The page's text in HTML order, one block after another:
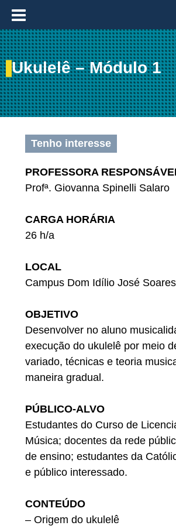
≡
Ukulelê – Módulo 1
Tenho interesse
PROFESSORA
Profª. Giovanna Spinelli Salaro
CARGA HORÁRIA
26 h/a
LOCAL
Campus Dom Idílio José Soares
OBJETIVO
Desenvolver no aluno
execução do ukulelê por meio
variado, técnicas e teoria
maneira gradual.
PÚBLICO-ALVO
Estudantes do Curso de
Música; docentes da rede
de ensino; estudantes da
e público interessado.
CONTEÚDO
– Origem do ukulelê